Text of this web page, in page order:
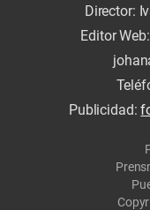
Director:
Editor
Publicidad: